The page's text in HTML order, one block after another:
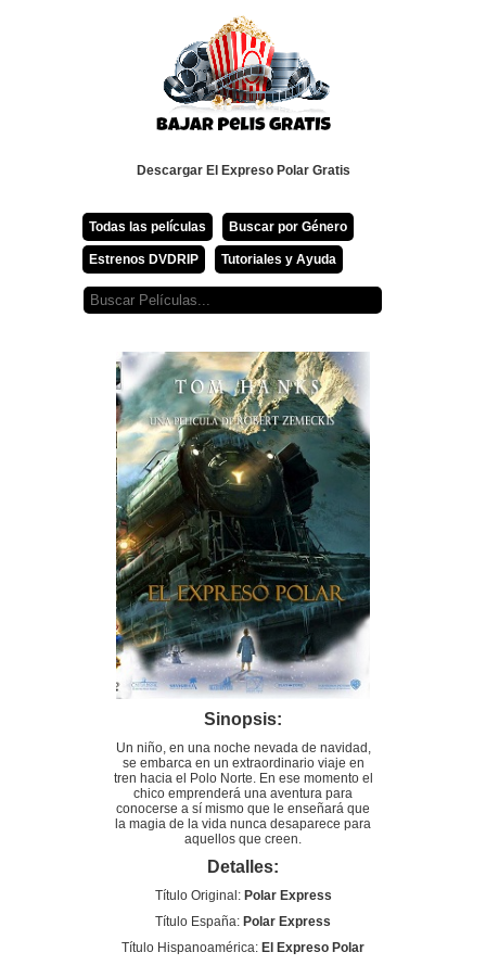
Descargar El Expreso Polar Gratis
Todas las películas Buscar por Género
Estrenos DVDRIP Tutoriales y Ayuda
Sinopsis:
Un niño, en una noche nevada de navidad,
se embarca en un extraordinario viaje en
tren hacia el Polo Norte. En ese momento el
chico emprenderá una aventura para
conocerse a sí mismo que le enseñará que
la magia de la vida nunca desaparece para
aquellos que creen.
Detalles:
Título Original: Polar Express
Título España: Polar Express
Título Hispanoamérica: El Expreso Polar